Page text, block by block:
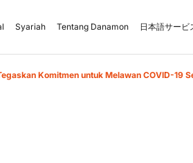
Syariah Tentang Danamon 日本語サービ
Komitmen untuk Melawan COVID-19